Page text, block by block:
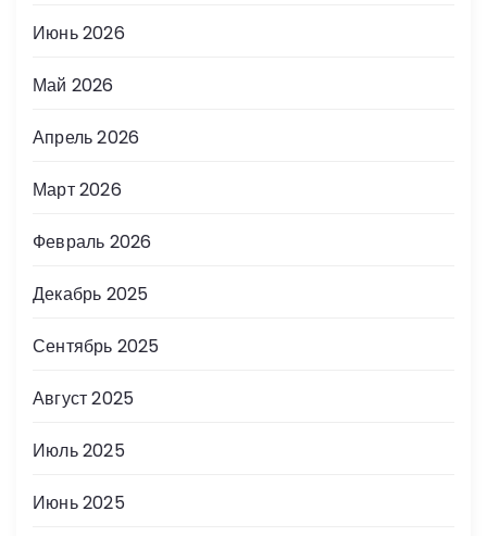
Июнь 2026
Май 2026
Апрель 2026
Март 2026
Февраль 2026
Декабрь 2025
Сентябрь 2025
Август 2025
Июль 2025
Июнь 2025